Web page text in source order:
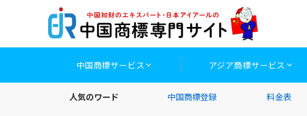
中国商標サービス アジア商標サービス
人気のワード 中国商標登録 料金表